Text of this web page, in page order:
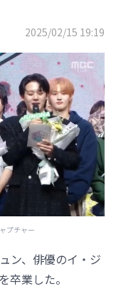
2025/02/15 19:19
プチャー
ン、俳優のイ・ジ
卒業した。